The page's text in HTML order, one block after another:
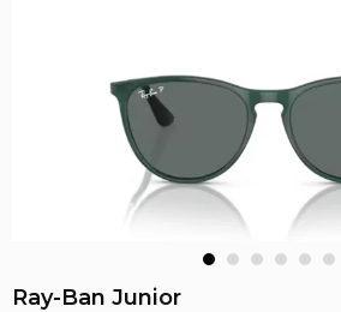
Ray-Ban Junior